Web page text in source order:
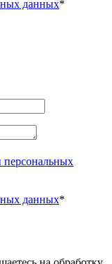
данных*
персональных
данных*